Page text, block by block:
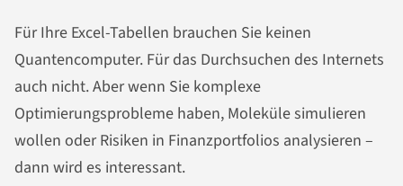
Für Ihre Excel-Tabellen brauchen Sie keinen
Quantencomputer. Für das Durchsuchen des Internets
auch nicht. Aber wenn Sie komplexe
Optimierungsprobleme haben, Moleküle simulieren
wollen oder Risiken in Finanzportfolios analysieren –
dann wird es interessant.